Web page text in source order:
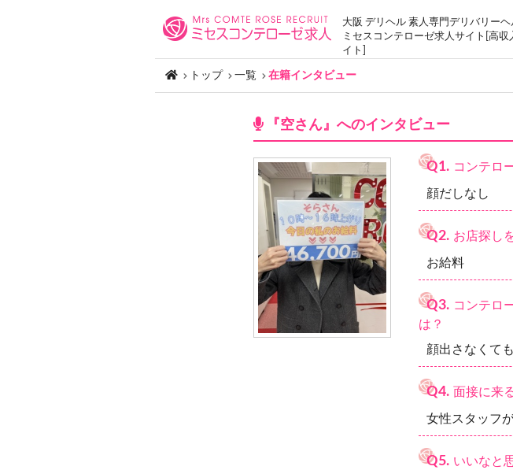
大阪 デリヘル 素人専門デリバリーヘ
ミセスコンテローゼ求人サイト[高収
イト]
トップ 一覧 在籍インタビュー
『空さん』へのインタビュー
Q1. コンテロ
顔だしなし
Q2. お店探し
お給料
Q3. コンテロ
は？
顔出さなくて
Q4. 面接に来
女性スタッフ
Q5. いいなと